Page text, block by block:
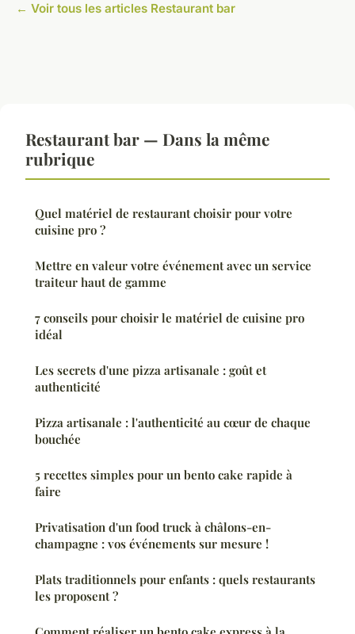
← Voir tous les articles Restaurant bar
Restaurant bar — Dans la même
rubrique
Quel matériel de restaurant choisir pour votre
cuisine pro ?
Mettre en valeur votre événement avec un service
traiteur haut de gamme
7 conseils pour choisir le matériel de cuisine pro
idéal
Les secrets d'une pizza artisanale : goût et
authenticité
Pizza artisanale : l'authenticité au cœur de chaque
bouchée
5 recettes simples pour un bento cake rapide à
faire
Privatisation d'un food truck à châlons-en-
champagne : vos événements sur mesure !
Plats traditionnels pour enfants : quels restaurants
les proposent ?